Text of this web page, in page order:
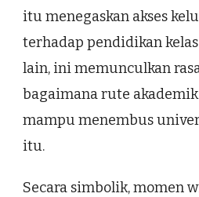
itu menegaskan akses
terhadap pendidikan
lain, ini memunculkan
bagaimana rute
mampu menembus
itu.
Secara simbolik, momen